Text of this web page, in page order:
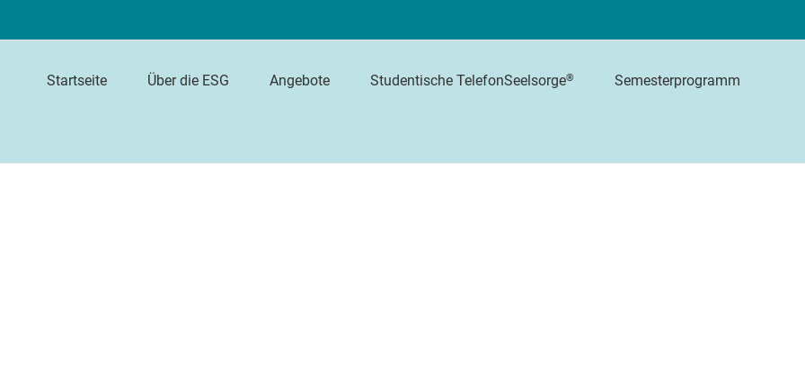
Startseite Über die ESG Angebote Studentische TelefonSeelsorge® Semesterprogramm